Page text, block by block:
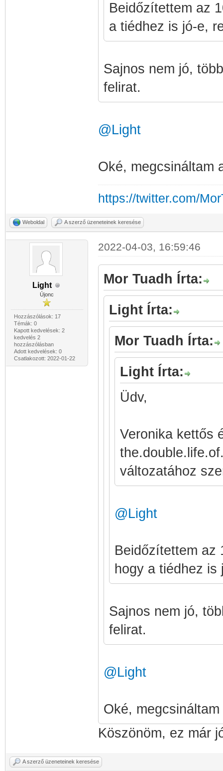
Beidőzítettem az
a tiédhez is jó-e,
Sajnos nem jó,
felirat.
@Light
Oké, megcsináltam
https://twitter.com/
Weboldal A szerző üzeneteinek keresése
Light
Újonc
Hozzászólások: 17
Témák: 0
Kapott kedvelések: 2
kedvelés 2
hozzászólásban
Adott kedvelések: 0
Csatlakozott: 2022-01-22
2022-04-03, 16:59:46
Mor Tuadh Írta:
Light Írta:
Mor Tuadh Írta:
Light Írta:
Üdv,
Veronika kettős
változatához
@Light
Beidőzítettem az
hogy a tiédhez is
Sajnos nem jó,
felirat.
@Light
Oké,
Köszönöm, ez már
A szerző üzeneteinek keresése